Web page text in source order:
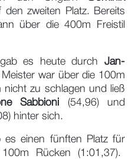
zweiten Platz. Bereits
über die 400m Freistil
gab es heute durch Jan-
war über die 100m
nicht zu schlagen und ließ
Sabbioni (54,96) und
hinter sich.
es einen fünften Platz für
Rücken (1:01,37).